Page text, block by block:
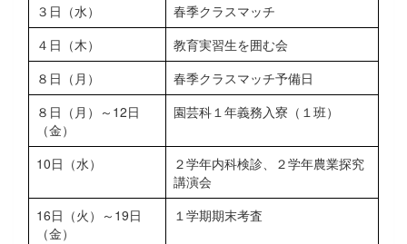
３日（水）
春季クラスマッチ
４日（木）
教育実習生を囲む会
８日（月）
春季クラスマッチ予備日
８日（月）～12日
（金）
園芸科１年義務入寮（１班）
10日（水）
２学年内科検診、２学年農業探究
講演会
16日（火）～19日
（金）
１学期期末考査